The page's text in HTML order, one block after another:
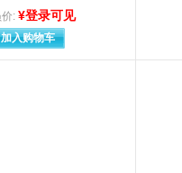
安徽环球药业股份有限公司
安徽九合堂国药有限公司
安徽圣鹰药业有限公司
: ¥登录可见
加入购物车